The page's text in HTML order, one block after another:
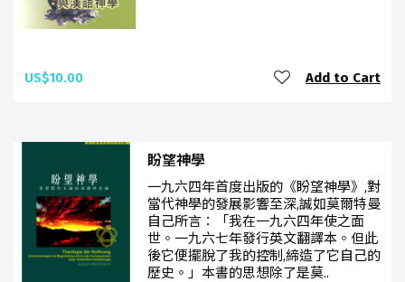
US$10.00 Add to Cart
盼望神學
一九六四年首度出版的《盼望神學》,對
當代神學的發展影響至深,誠如莫爾特曼
自己所言：「我在一九六四年使之面
世。一九六七年發行英文翻譯本。但此
後它便擺脫了我的控制,締造了它自己的
歷史。」本書的思想除了是莫..